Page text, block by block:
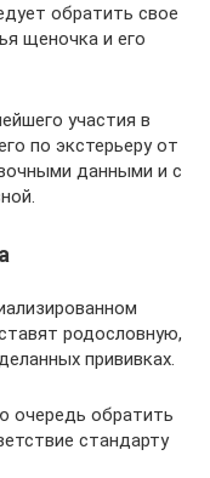
обратить свое
щеночка и его
участия в
по экстерьеру от
данными и с
родословную,
прививках.
очередь обратить
стандарту